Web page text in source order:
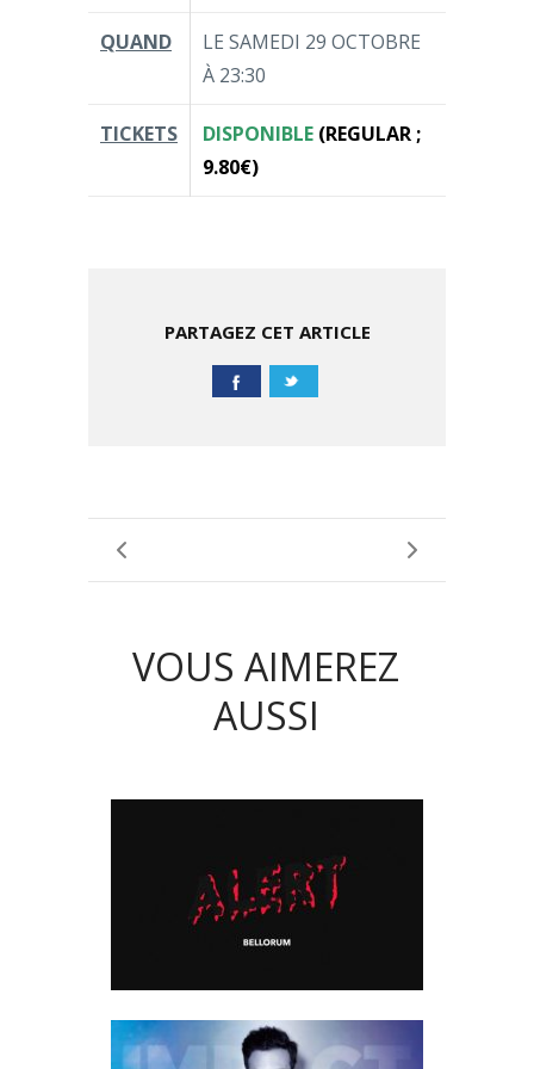
QUAND
LE SAMEDI 29 OCTOBRE
À 23:30
TICKETS DISPONIBLE (REGULAR ;
9.80€)
PARTAGEZ CET ARTICLE
VOUS AIMEREZ
AUSSI
[EDM FRANCE PREMIERE]